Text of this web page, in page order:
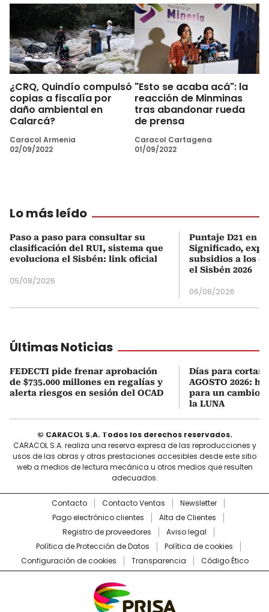
¿CRQ, Quindío compulsó
copias a fiscalía por
daño ambiental en
Calarcá?
Caracol Armenia
02/09/2022
"Esto se acaba acá": la
reacción de Minminas
tras abandonar rueda
de prensa
Caracol Cartagena
01/09/2022
Lo más leído
Paso a paso para consultar su
clasificación del RUI, sistema que
evoluciona el Sisbén: link oficial
05/08/2026
Puntaje D21 en
Significado,
subsidios a los
el Sisbén 2026
06/08/2026
Últimas Noticias
FEDECTI pide frenar aprobación
de $735.000 millones en regalías y
alerta riesgos en sesión del OCAD
Días para
AGOSTO 2026:
para un cambio
la LUNA
© CARACOL S.A. Todos los derechos reservados.
CARACOL S.A. realiza una reserva expresa de las reproducciones y
usos de las obras y otras prestaciones accesibles desde este sitio
web a medios de lectura mecánica u otros medios que resulten
adecuados.
Contacto Contacto Ventas
Newsletter
Pago electrónico clientes
Alta de Clientes
Registro de proveedores
Aviso legal
Política de Protección de Datos
Política de cookies
Configuración de cookies
Transparencia Código Ético